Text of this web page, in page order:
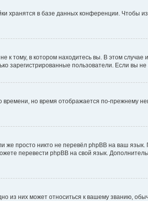
хранятся в базе данных конференции. Чтобы
к тому, в котором находитесь вы. В этом
зарегистрированные пользователи. Если вы
времени, но время отображается по-прежнему
просто никто не перевёл phpBB на ваш
перевести phpBB на свой язык.
из них может относиться к вашему званию,